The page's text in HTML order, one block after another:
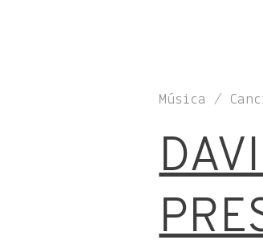
Música /